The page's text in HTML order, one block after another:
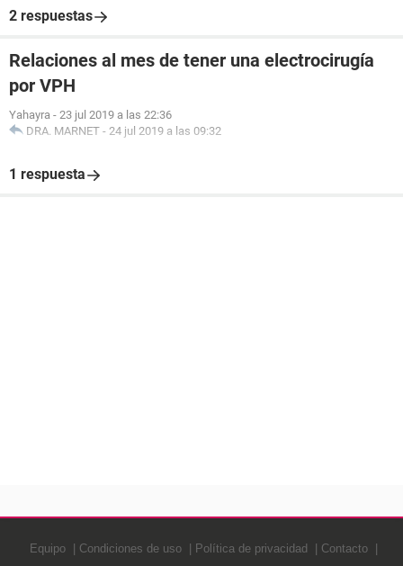
2 respuestas
Relaciones al mes de tener una electrocirugía
por VPH
Yahayra - 23 jul 2019 a las 22:36
DRA. MARNET - 24 jul 2019 a las 09:32
1 respuesta
Equipo Condiciones de uso Política de privacidad Contacto